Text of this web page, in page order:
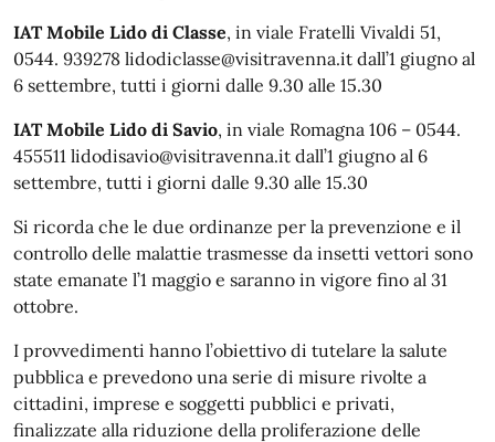
IAT Mobile Lido di Classe, in viale Fratelli Vivaldi 51,
0544. 939278 lidodiclasse@visitravenna.it dall’1 giugno al
6 settembre, tutti i giorni dalle 9.30 alle 15.30
IAT Mobile Lido di Savio, in viale Romagna 106 – 0544.
455511 lidodisavio@visitravenna.it dall’1 giugno al 6
settembre, tutti i giorni dalle 9.30 alle 15.30
Si ricorda che le due ordinanze per la prevenzione e il
controllo delle malattie trasmesse da insetti vettori sono
state emanate l’1 maggio e saranno in vigore fino al 31
ottobre.
I provvedimenti hanno l’obiettivo di tutelare la salute
pubblica e prevedono una serie di misure rivolte a
cittadini, imprese e soggetti pubblici e privati,
finalizzate alla riduzione della proliferazione delle